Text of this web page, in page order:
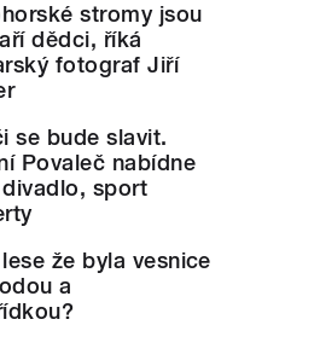
stromy jsou
dědci, říká
fotograf Jiří
se bude slavit.
Povaleč nabídne
sport
že byla vesnice
a